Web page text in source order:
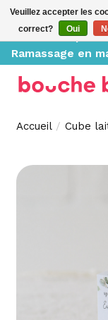
Livraison à
Ramassage en
Accueil / Cube
Product image
Veuillez accepter les
correct?
Oui